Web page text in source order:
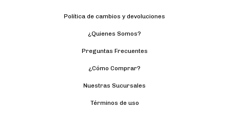
Política de cambios y devoluciones
¿Quienes Somos?
Preguntas Frecuentes
¿Cómo Comprar?
Nuestras Sucursales
Términos de uso